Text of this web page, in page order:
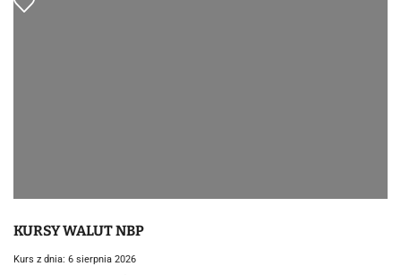
KURSY WALUT NBP
Kurs z dnia: 6 sierpnia 2026